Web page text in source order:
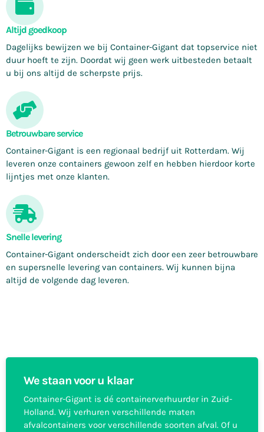
Altijd goedkoop
Dagelijks bewijzen we bij Container-Gigant dat topservice niet
duur hoeft te zijn. Doordat wij geen werk uitbesteden betaalt
u bij ons altijd de scherpste prijs.
Betrouwbare service
Container-Gigant is een regionaal bedrijf uit Rotterdam. Wij
leveren onze containers gewoon zelf en hebben hierdoor korte
lijntjes met onze klanten.
Snelle levering
Container-Gigant onderscheidt zich door een zeer betrouwbare
en supersnelle levering van containers. Wij kunnen bijna
altijd de volgende dag leveren.
We staan voor u klaar
Container-Gigant is dé containerverhuurder in Zuid-
Holland. Wij verhuren verschillende maten
afvalcontainers voor verschillende soorten afval. Of u